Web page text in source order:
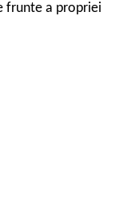
frunte a propriei